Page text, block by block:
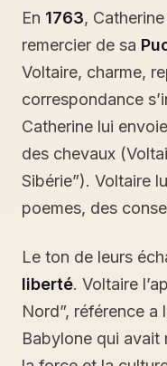
En 1763,
remercier de sa
Voltaire, charme,
correspondance
Catherine lui
des chevaux
Sibérie”). Voltaire
poemes, des
Le ton de leurs
liberté. Voltaire
Nord”, référence a
Babylone qui avait